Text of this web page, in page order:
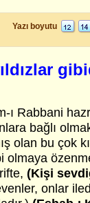
Yazı boyutu
ı Rabbani
bağlı
olan bu çok
olmaya
(Kişi
onlar